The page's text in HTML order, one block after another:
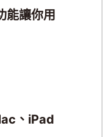
能讓你用
、iPad